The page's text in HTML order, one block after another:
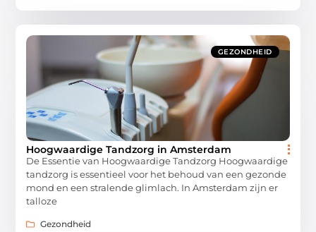
GEZONDHEID
Hoogwaardige Tandzorg in Amsterdam
De Essentie van Hoogwaardige Tandzorg Hoogwaardige
tandzorg is essentieel voor het behoud van een gezonde
mond en een stralende glimlach. In Amsterdam zijn er
talloze
Gezondheid